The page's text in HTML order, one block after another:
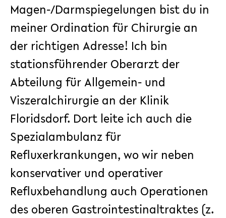
Magen-/Darmspiegelungen bist du in
meiner Ordination für Chirurgie an
der richtigen Adresse! Ich bin
stationsführender Oberarzt der
Abteilung für Allgemein- und
Viszeralchirurgie an der Klinik
Floridsdorf. Dort leite ich auch die
Spezialambulanz für
Refluxerkrankungen, wo wir neben
konservativer und operativer
Refluxbehandlung auch Operationen
des oberen Gastrointestinaltraktes (z.